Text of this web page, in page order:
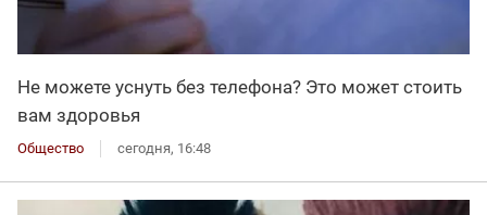
Не можете уснуть без телефона? Это может стоить
вам здоровья
Общество сегодня, 16:48